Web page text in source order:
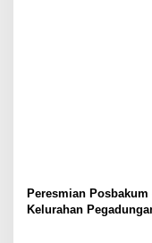
Peresmian Posbakum
Kelurahan